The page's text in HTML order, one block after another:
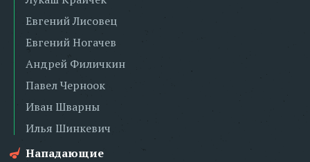
Евгений Лисовец
Евгений Ногачев
Андрей Филичкин
Павел Черноок
Иван Шварны
Илья Шинкевич
Нападающие